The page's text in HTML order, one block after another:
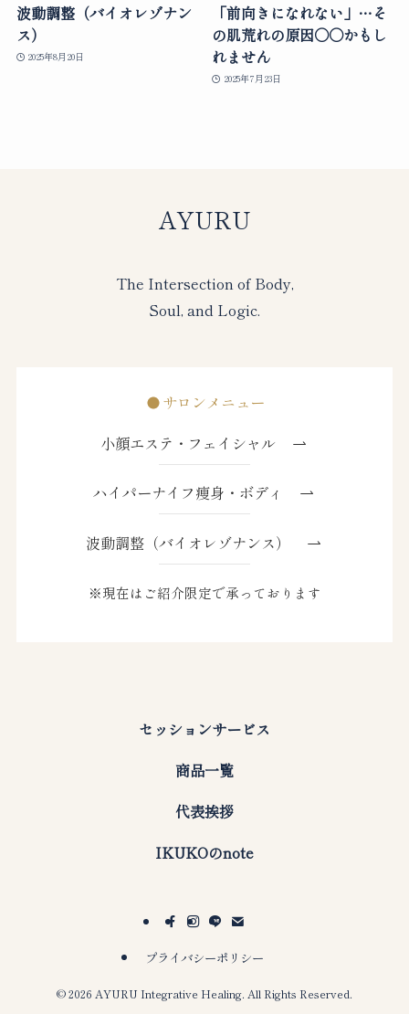
波動調整（バイオレゾナン
ス）
2025年8月20日
「前向きになれない」…そ
の肌荒れの原因○○かもし
れません
2025年7月23日
AYURU
The Intersection of Body,
Soul, and Logic.
サロンメニュー
小顔エステ・フェイシャル
ハイパーナイフ痩身・ボディ
波動調整（バイオレゾナンス）
※現在はご紹介限定で承っております
セッションサービス
商品一覧
代表挨拶
IKUKOのnote
プライバシーポリシー
©2026 AYURU Integrative Healing. All Rights Reserved.